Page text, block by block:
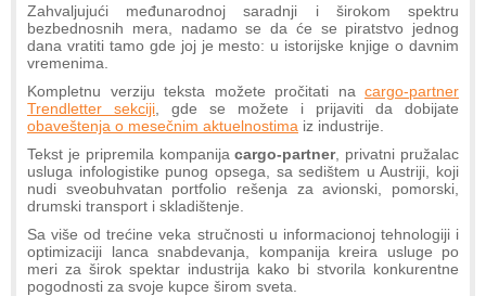
Zahvaljujući međunarodnoj saradnji i širokom spektru
bezbednosnih mera, nadamo se da će se piratstvo jednog
dana vratiti tamo gde joj je mesto: u istorijske knjige o davnim
vremenima.
Kompletnu verziju teksta možete pročitati na cargo-partner
Trendletter sekciji , gde se možete i prijaviti da dobijate
obaveštenja o mesečnim aktuelnostima iz industrije.
Tekst je pripremila kompanijacargo-partner, privatni pružalac
usluga infologistike punog opsega, sa sedištem u Austriji, koji
nudi sveobuhvatan portfolio rešenja za avionski, pomorski,
drumski transport i skladištenje.
Sa više od trećine veka stručnosti u informacionoj tehnologiji i
optimizaciji lanca snabdevanja, kompanija kreira usluge po
meri za širok spektar industrija kako bi stvorila konkurentne
pogodnosti za svoje kupce širom sveta.